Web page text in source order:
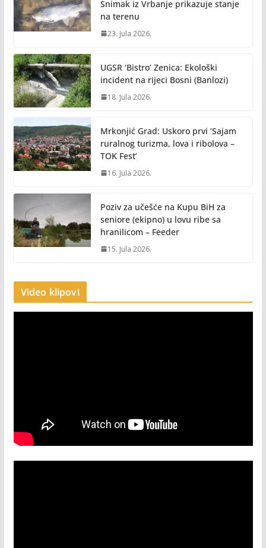
Snimak iz Vrbanje prikazuje stanje
na terenu
23. Jula 2026.
UGSR ‘Bistro’ Zenica: Ekološki
incident na rijeci Bosni (Banlozi)
18. Jula 2026.
Mrkonjić Grad: Uskoro prvi ‘Sajam
ruralnog turizma, lova i ribolova –
TOK Fest’
16. Jula 2026.
Poziv za učešće na Kupu BiH za
seniore (ekipno) u lovu ribe sa
hranilicom – Feeder
15. Jula 2026.
Video klipovi